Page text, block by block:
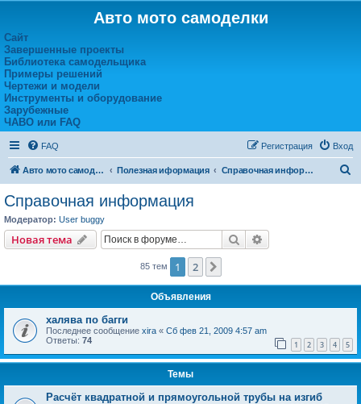
Авто мото самоделки
Сайт
Завершенные проекты
Библиотека самодельщика
Примеры решений
Чертежи и модели
Инструменты и оборудование
Зарубежные
ЧАВО или FAQ
FAQ Вход
Регистрация
Авто мото самоделки Полезная иформация Справочная информация
Справочная информация
Модератор: User buggy
Новая тема Поиск
85 тем 1 2
Объявления
халява по багги
Последнее сообщение xira « Сб фев 21, 2009 4:57 am
Ответы: 74 1 2 3 4 5
Темы
Расчёт квадратной и прямоугольной трубы на изгиб